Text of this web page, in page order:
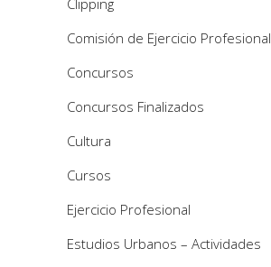
Comisión de Ejercicio Profesional
Concursos
Concursos Finalizados
Cultura
Cursos
Ejercicio Profesional
Estudios Urbanos – Actividades